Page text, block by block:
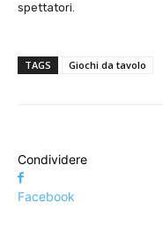
spettatori.
TAGS Giochi da tavolo
Condividere
Facebook